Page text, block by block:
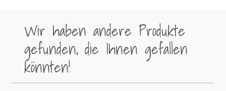
Wir haben andere Produkte
gefunden, die Ihnen gefallen
könnten!